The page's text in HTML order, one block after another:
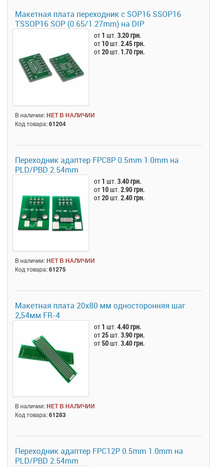
Макетная плата переходник с SOP16 SSOP16
TSSOP16 SOP (0.65/1.27mm) на DIP
от 1 шт.3.20 грн.
от 10шт.2.45 грн.
от20шт. 1.70 грн.
В наличии:НЕТ В НАЛИЧИИ
Код товара:61204
Переходник адаптер FPC8P 0.5mm 1.0mm на
PLD/PBD 2.54mm
от 1 шт.3.40 грн.
от 10шт.2.90 грн.
от20шт.2.40 грн.
В наличии:НЕТ В НАЛИЧИИ
Код товара:61275
Макетная плата 20x80 мм односторонняя шаг
2,54мм FR-4
от 1 шт.4.40 грн.
от25шт.3.90 грн.
от 50шт.3.40 грн.
В наличии:НЕТ В НАЛИЧИИ
Код товара:61283
Переходник адаптер FPC12P 0.5mm 1.0mm на
PLD/PBD 2.54mm